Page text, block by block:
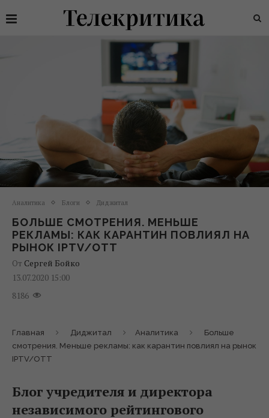
Аналитика Блоги Диджитал
БОЛЬШЕ СМОТРЕНИЯ. МЕНЬШЕ
РЕКЛАМЫ: КАК КАРАНТИН ПОВЛИЯЛ НА
РЫНОК IPTV/OTT
От Сергей Бойко
13.07.2020 15:00
8186
Главная Диджитал Аналитика
Больше
смотрения. Меньше рекламы: как карантин повлиял на рынок
IPTV/OTT
Блог учредителя и директора
независимого рейтингового